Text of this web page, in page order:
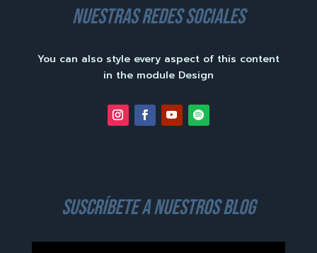
nuestras redes sociales
You can also style every aspect of this content
in the module Design
suscríbete a nuestros blog